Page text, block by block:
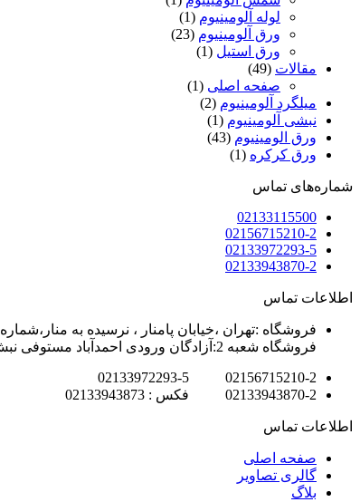
لوله آلومینیوم (1)
ورق آلومینیوم (23)
ورق استیل (1)
مقالات (49)
صفحه اصلی (1)
میلگرد آلومینیوم (2)
نبشی آلومینیوم (1)
ورق الومینیوم (43)
ورق کرکره (1)
شماره‌های تماس
02133115500
02156715210-2
02133972293-5
02133943870-2
اطلاعات تماس
فروشگاه :تهران ،خیابان پامنار ، نرسیده به منار،شماره 197/2
فروشگاه شعبه 2:آزادگان ورودی احمدآباد مستوفی نبش گلستان7
02156715210-2 02133972293-5
02133943870-2 فکس : 02133943873
اطلاعات تماس
صفحه اصلی
گالری تصاویر
بلاگ